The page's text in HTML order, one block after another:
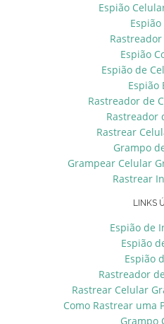
Espião
Espião
Espião de
Espião
Rastreador de
Rastreador
Rastrear
Grampo
Grampear Celular
Rastrear
LINKS
Espião de
Espião
Espião
Rastreador
Rastrear Celular
Como Rastrear uma
Grampo